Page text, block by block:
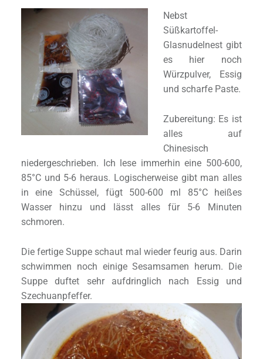
Nebst
Süßkartoffel-
Glasnudelnest gibt
es hier noch
Würzpulver, Essig
und scharfe Paste.
Zubereitung: Es ist
alles auf
Chinesisch
niedergeschrieben. Ich lese immerhin eine 500-600,
85°C und 5-6 heraus. Logischerweise gibt man alles
in eine Schüssel, fügt 500-600 ml 85°C heißes
Wasser hinzu und lässt alles für 5-6 Minuten
schmoren.
Die fertige Suppe schaut mal wieder feurig aus. Darin
schwimmen noch einige Sesamsamen herum. Die
Suppe duftet sehr aufdringlich nach Essig und
Szechuanpfeffer.